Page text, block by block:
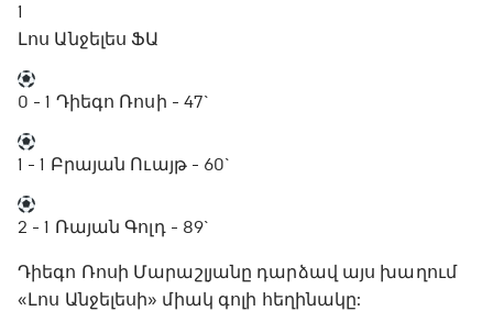
1
Լոս Անջելես ՖԱ
0 - 1 Դիեգո Ռոսի - 47`
1 - 1 Բրայան Ուայթ - 60`
2 - 1 Ռայան Գոլդ - 89`
Դիեգո Ռոսի Մարաշլյանը դարձավ այս խաղում
«Լոս Անջելեսի» միակ գոլի հեղինակը: